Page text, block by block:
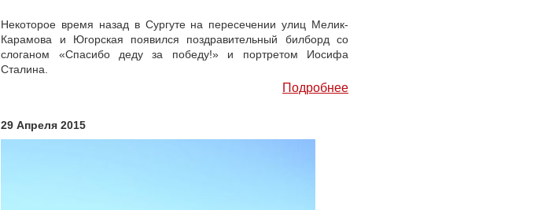
Некоторое время назад в Сургуте на пересечении улиц Мелик-
Карамова и Югорская появился поздравительный билборд со
слоганом «Спасибо деду за победу!» и портретом Иосифа
Сталина.
Подробнее
29 Апреля 2015